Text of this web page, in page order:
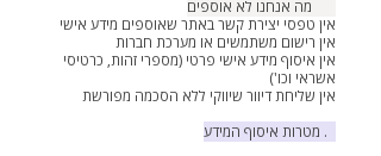
אין טפסי יצירת קשר באתר שאוספים מידע אישי
אין רישום משתמשים או מערכת חברות
אין איסוף מידע אישי פרטי (מספרי זהות, כרטיסי
אשראי וכו')
אין שליחת דיוור שיווקי ללא הסכמה מפורשת